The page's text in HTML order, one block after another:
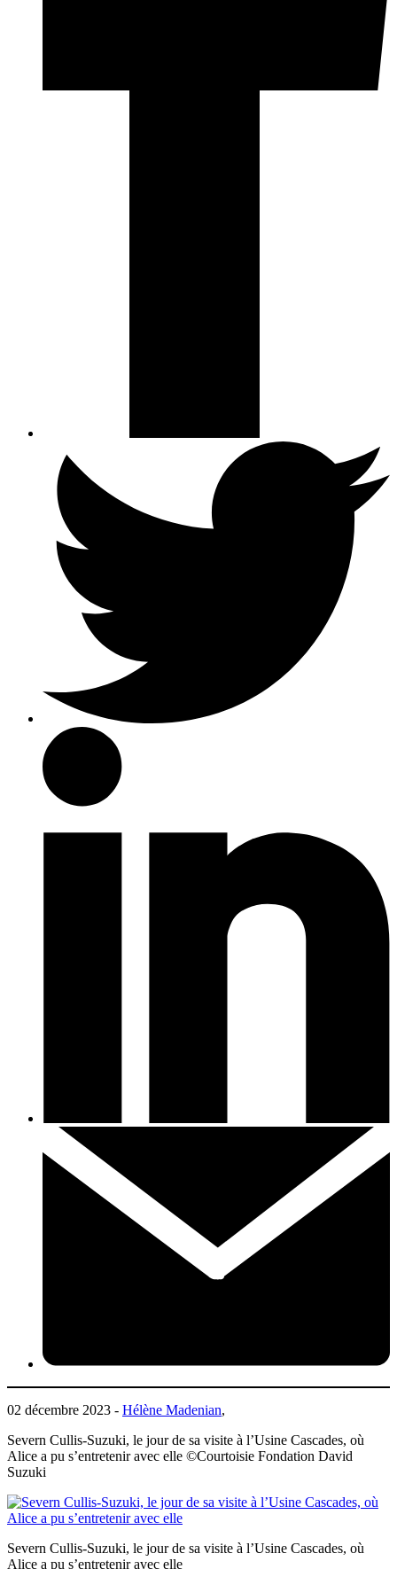
02 décembre 2023 - Hélène Madenian,
Severn Cullis-Suzuki, le jour de sa visite à l’Usine Cascades, où
Alice a pu s’entretenir avec elle ©Courtoisie Fondation David
Suzuki
Severn Cullis-Suzuki, le jour de sa visite à l’Usine Cascades, où
Alice a pu s’entretenir avec elle